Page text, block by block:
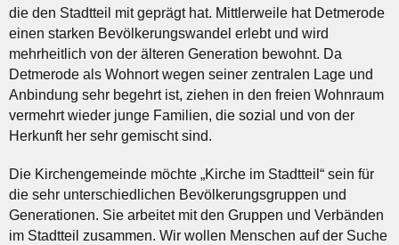
die den Stadtteil mit geprägt hat. Mittlerweile hat Detmerode
einen starken Bevölkerungswandel erlebt und wird
mehrheitlich von der älteren Generation bewohnt. Da
Detmerode als Wohnort wegen seiner zentralen Lage und
Anbindung sehr begehrt ist, ziehen in den freien Wohnraum
vermehrt wieder junge Familien, die sozial und von der
Herkunft her sehr gemischt sind.
Die Kirchengemeinde möchte „Kirche im Stadtteil“ sein für
die sehr unterschiedlichen Bevölkerungsgruppen und
Generationen. Sie arbeitet mit den Gruppen und Verbänden
im Stadtteil zusammen. Wir wollen Menschen auf der Suche